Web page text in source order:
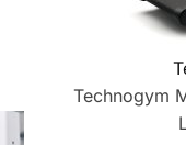
Technogym